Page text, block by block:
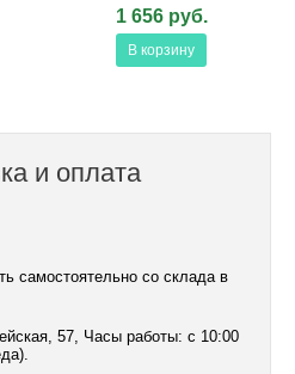
1 656 руб.
В корзину
и оплата
самостоятельно со склада в
57, Часы работы: с 10:00